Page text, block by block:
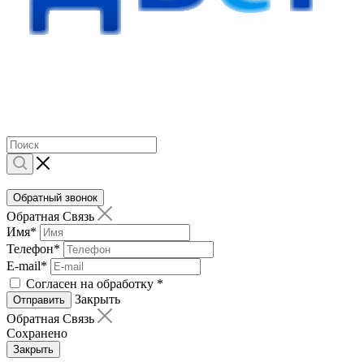
Обратный звонок
Обратная Связь
Имя*
Телефон*
E-mail*
Согласен на обработку *
Отправить
Закрыть
Обратная Связь
Сохранено
Закрыть